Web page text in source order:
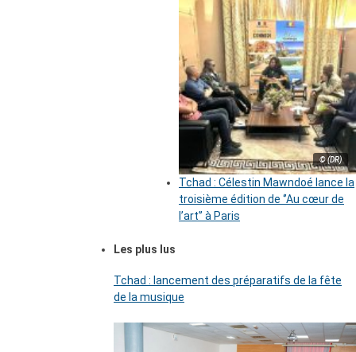
© (DR)
Tchad : Célestin Mawndoé lance la
troisième édition de ‘’Au cœur de
l’art’’ à Paris
Les plus lus
Tchad : lancement des préparatifs de la fête
de la musique